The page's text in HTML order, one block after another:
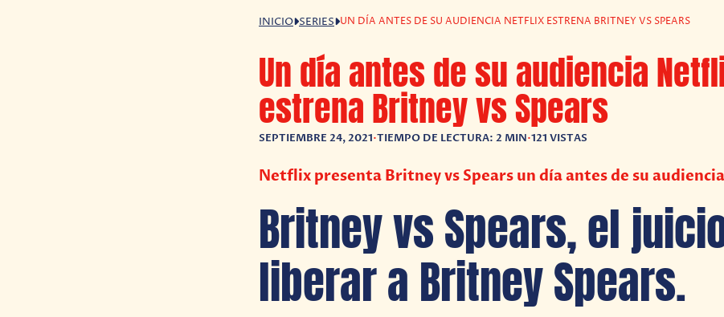
INICIO SERIES UN DÍA ANTES DE SU AUDIENCIA NETFLIX ESTRENA BRITNEY VS SPEARS
Un día antes de su audiencia
estrena Britney vs Spears
SEPTIEMBRE 24, 2021•TIEMPO DE LECTURA: 2 MIN•121 VISTAS
Netflix presenta Britney vs Spears un día antes de su audiencia
Britney vs Spears, el
liberar a Britney Spears.